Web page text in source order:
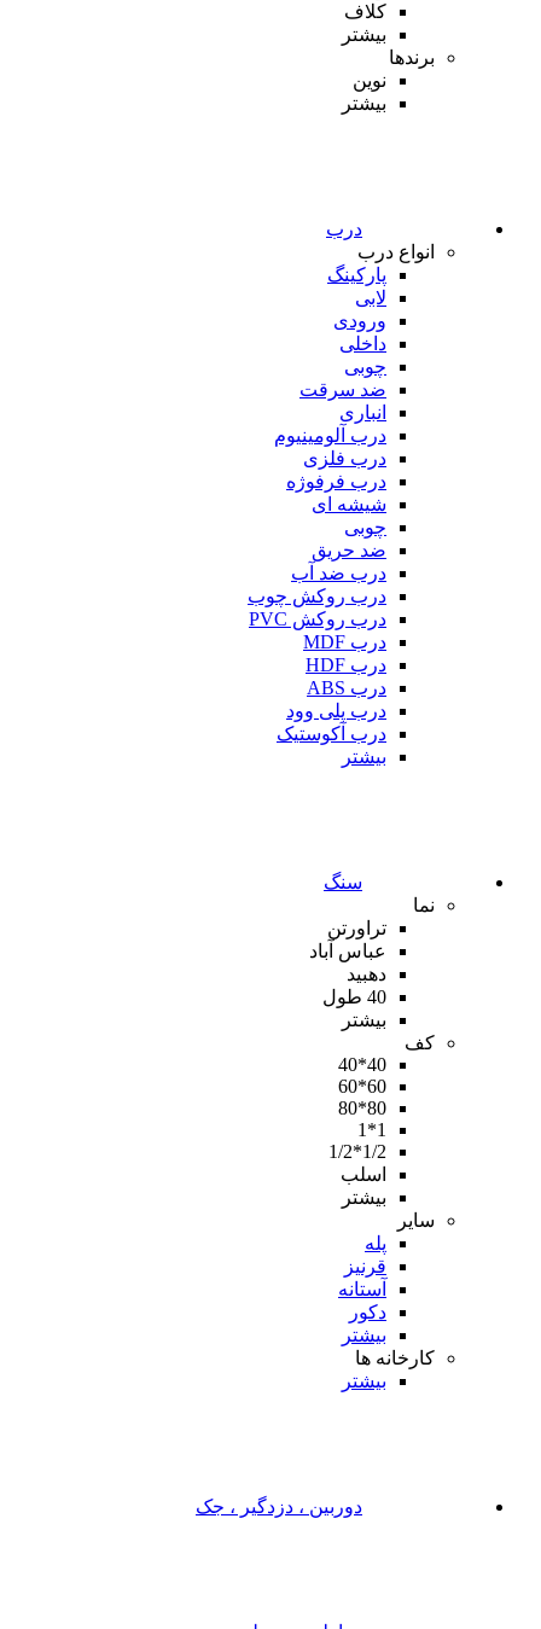
کلاف
بیشتر
برندها
نوین
بیشتر
درب
انواع درب
پارکینگ
لابی
ورودی
داخلی
چوبی
ضد سرقت
انباری
درب آلومینیوم
درب فلزی
درب فرفوژه
شیشه ای
چوبی
ضد حریق
درب ضد آب
درب روکش چوب
درب روکش PVC
درب MDF
درب HDF
درب ABS
درب پلی وود
درب آکوستیک
بیشتر
سنگ
نما
تراورتن
عباس آباد
دهبید
40 طول
بیشتر
کف
40*40
60*60
80*80
1*1
1/2*1/2
اسلب
بیشتر
سایر
پله
قرنیز
آستانه
دکور
بیشتر
کارخانه ها
بیشتر
دوربین ، دزدگیر ، جک